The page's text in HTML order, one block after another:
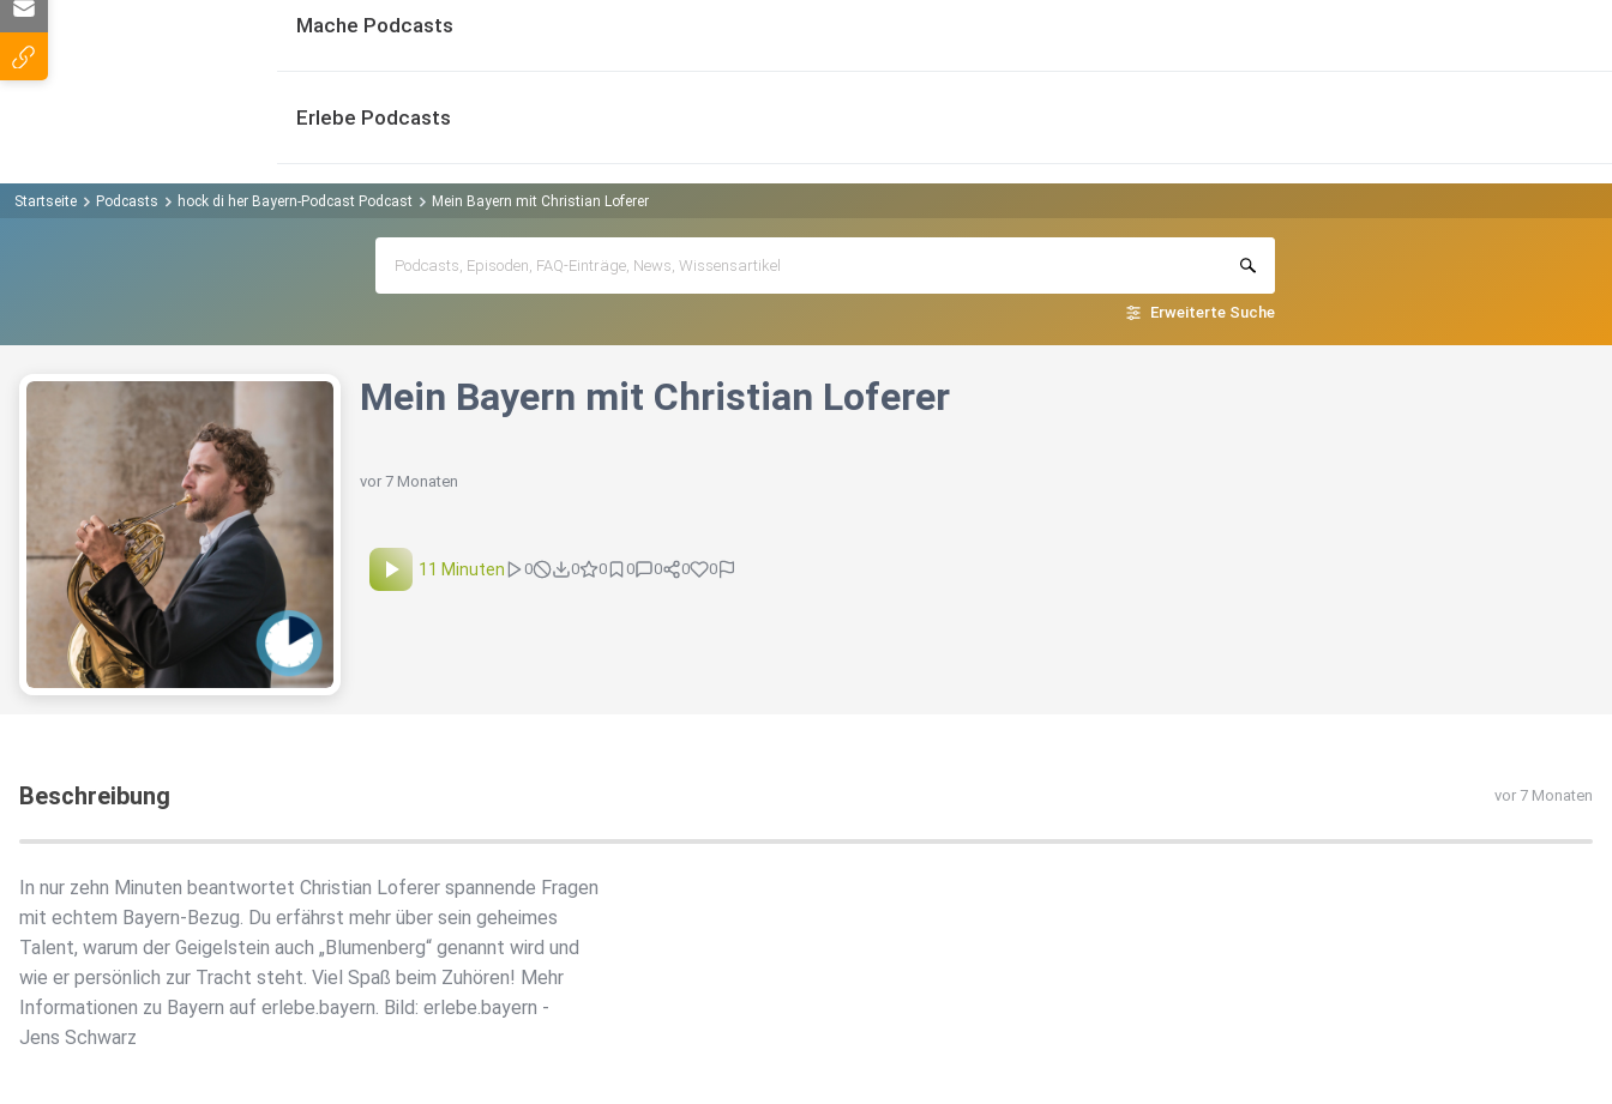
Mache Podcasts
Erlebe Podcasts
Startseite Podcasts hock di her Bayern-Podcast Podcast Mein Bayern mit Christian Loferer
Erweiterte Suche
Mein Bayern mit Christian Loferer
vor 7 Monaten
11 Minuten 0 0 0 0 0 0 0
Beschreibung vor 7 Monaten
In nur zehn Minuten beantwortet Christian Loferer spannende Fragen
mit echtem Bayern-Bezug. Du erfährst mehr über sein geheimes
Talent, warum der Geigelstein auch „Blumenberg“ genannt wird und
wie er persönlich zur Tracht steht. Viel Spaß beim Zuhören! Mehr
Informationen zu Bayern auf erlebe.bayern. Bild: erlebe.bayern -
Jens Schwarz